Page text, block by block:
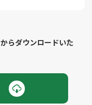
らダウンロードいた